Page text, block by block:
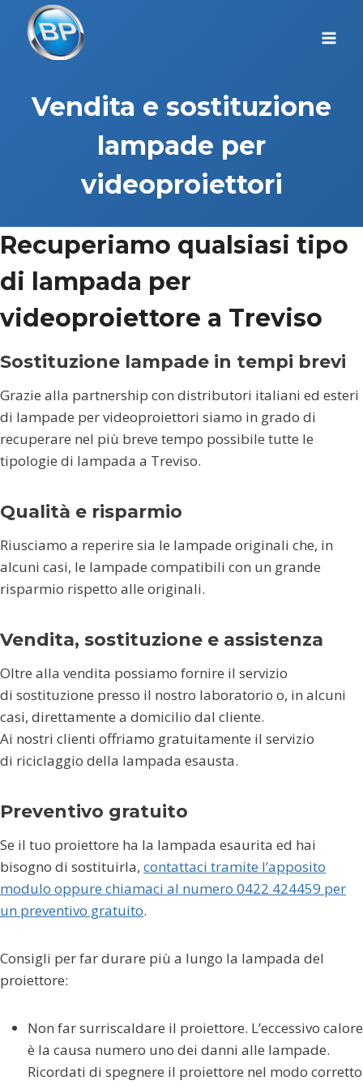
contenuto
Vendita e sostituzione
lampade per
videoproiettori
Recuperiamo qualsiasi tipo
di lampada per
videoproiettore a Treviso
Sostituzione lampade in tempi brevi
Grazie alla partnership con distributori italiani ed esteri
di lampade per videoproiettori siamo in grado di
recuperare nel più breve tempo possibile tutte le
tipologie di lampada a Treviso.
Qualità e risparmio
Riusciamo a reperire sia le lampade originali che, in
alcuni casi, le lampade compatibili con un grande
risparmio rispetto alle originali.
Vendita, sostituzione e assistenza
Oltre alla vendita possiamo fornire il servizio
di sostituzione presso il nostro laboratorio o, in alcuni
casi, direttamente a domicilio dal cliente.
Ai nostri clienti offriamo gratuitamente il servizio
di riciclaggio della lampada esausta.
Preventivo gratuito
Se il tuo proiettore ha la lampada esaurita ed hai
bisogno di sostituirla, contattaci tramite l’apposito
modulo oppure chiamaci al numero 0422 424459 per
un preventivo gratuito.
Consigli per far durare più a lungo la lampada del
proiettore:
Non far surriscaldare il proiettore. L’eccessivo calore
è la causa numero uno dei danni alle lampade.
Ricordati di spegnere il proiettore nel modo corretto